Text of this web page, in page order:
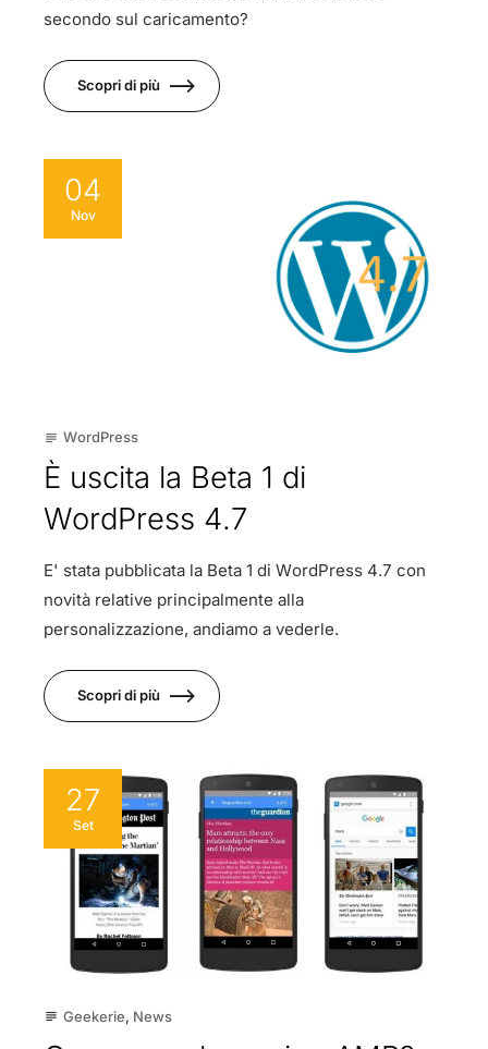
secondo sul caricamento?
Scopri di più
04
Nov
subject WordPress
È uscita la Beta 1 di
WordPress 4.7
E' stata pubblicata la Beta 1 di WordPress 4.7 con
novità relative principalmente alla
personalizzazione, andiamo a vederle.
Scopri di più
27
Set
subject Geekerie, News